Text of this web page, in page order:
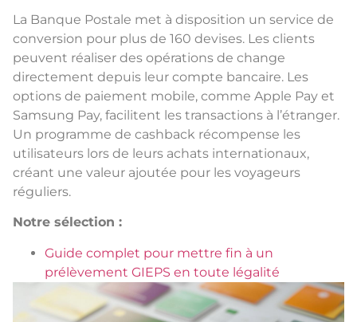
La Banque Postale met à disposition un service de
conversion pour plus de 160 devises. Les clients
peuvent réaliser des opérations de change
directement depuis leur compte bancaire. Les
options de paiement mobile, comme Apple Pay et
Samsung Pay, facilitent les transactions à l’étranger.
Un programme de cashback récompense les
utilisateurs lors de leurs achats internationaux,
créant une valeur ajoutée pour les voyageurs
réguliers.
Notre sélection :
Guide complet pour mettre fin à un
prélèvement GIEPS en toute légalité